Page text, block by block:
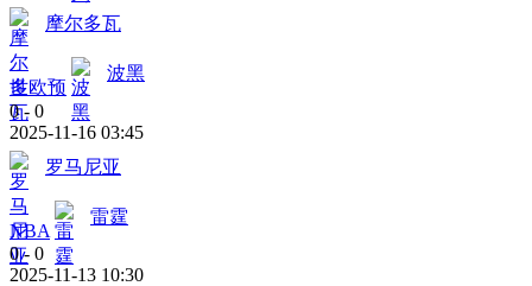
摩尔多瓦
世欧预
波黑
0 - 0
2025-11-16 03:45
罗马尼亚
NBA
雷霆
0 - 0
2025-11-13 10:30